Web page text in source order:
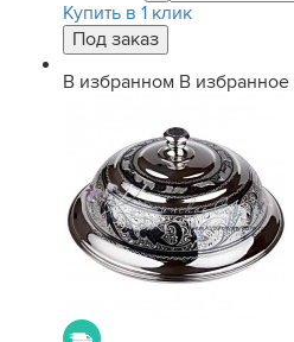
Купить в 1 клик
В избранном В избранное